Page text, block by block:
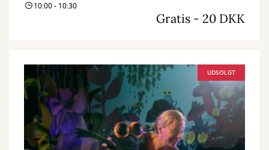
10:00 - 10:30
Gratis - 20 DKK
UDSOLGT